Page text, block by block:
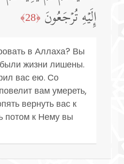
إِلَیۡهِ تُرۡجَعُونَ ﴿28﴾
в Аллаха? Вы
жизни лишены.
вас ею. Со
вам умереть,
вернуть вас к
потом к Нему вы